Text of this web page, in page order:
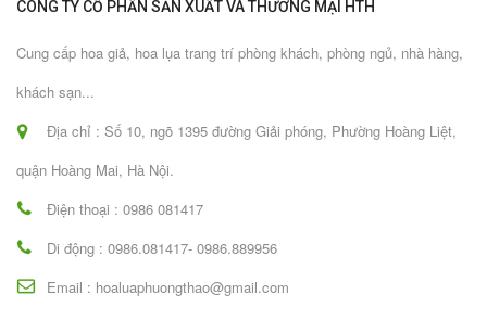
CÔNG TY CỔ PHẦN SẢN XUẤT VÀ THƯƠNG MẠI HTH
Cung cấp hoa giả, hoa lụa trang trí phòng khách, phòng ngủ, nhà hàng,
khách sạn...
Địa chỉ : Số 10, ngõ 1395 đường Giải phóng, Phường Hoàng Liệt,
quận Hoàng Mai, Hà Nội.
Điện thoại : 0986 081417
Di động : 0986.081417- 0986.889956
Email : hoaluaphuongthao@gmail.com